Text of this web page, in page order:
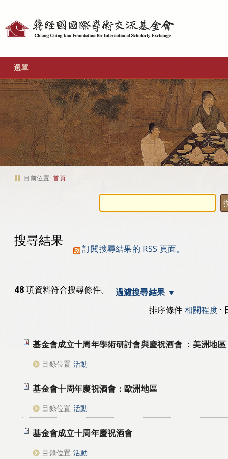
選單
目前位置: 首頁
搜尋結果
訂閱搜尋結果的 RSS 頁面。
48項資料符合搜尋條件。
過濾搜尋結果
排序條件 相關程度·
基金會成立十周年學術研討會與慶祝酒會 ：美洲地區
目錄位置 活動
基金會十周年慶祝酒會：歐洲地區
目錄位置 活動
基金會成立十周年慶祝酒會
目錄位置 活動